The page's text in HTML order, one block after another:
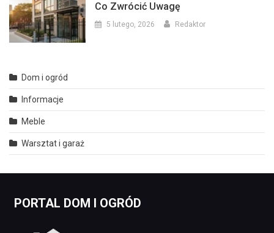
Co Zwrócić Uwagę
5 lutego, 2026 Redaktor
Dom i ogród
Informacje
Meble
Warsztat i garaż
PORTAL DOM I OGRÓD